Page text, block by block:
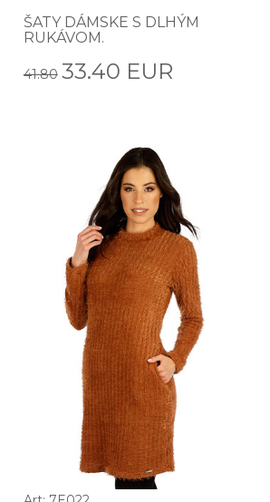
ŠATY DÁMSKE S DLHÝM
RUKÁVOM.
41.80 33.40 EUR